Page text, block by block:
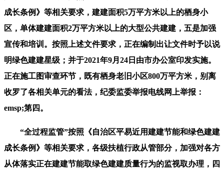
成长条例》等相关要求，建建面积5万平方米以上的栖身小
区，单体建建面积2万平方米以上的大型公共建建，五是加强
宣传和培训。按照上述文件要求，正在编制出让文件时予以说
明绿色建建星级；并于2021年9月24日由市办公室印发实施。
正在施工图审查环节，既有栖身老旧小区800万平方米，别离
收罗了各相关单元的看法，纪委监委举报电线网上举报：
emsp;第四。
“全过程监管”按照《自治区平易近用建建节能和绿色建建
成长条例》等相关要求，各级扶植行政从管部分，加强对各方
从体落实正在建建节能取绿色建建质量行为的监视取办理，四